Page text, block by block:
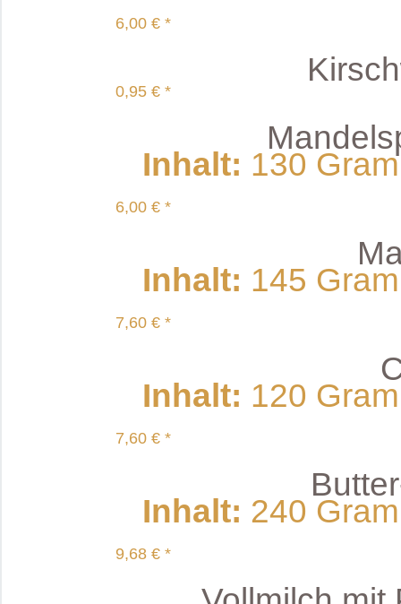
6,00 € *
0,95 € *
Inhalt: 130
6,00 € *
Inhalt: 145
7,60 € *
Inhalt: 120
7,60 € *
Inhalt: 240
9,68 € *